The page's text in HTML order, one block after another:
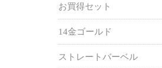
お買得セット
14金ゴールド
ストレートバーベル